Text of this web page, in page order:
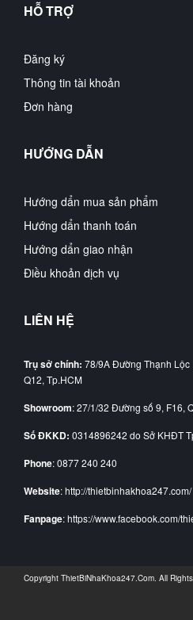
HỖ TRỢ
Đăng ký
Thông tin tài khoản
Đơn hàng
HƯỚNG DẪN
Hướng dẩn mua sản phẩm
Hướng dẩn thanh toán
Hướng dẩn giao nhận
Điều khoản dịch vụ
LIÊN HỆ
Trụ sở chính: 78/9A Đường Thạnh Lộc
Q12, Tp.HCM
Showroom: 27/1/32 Đường số 9, F16,
Số ĐKKD: 0314896242 do Sở KHĐT
Phone: 0877 240 240
Website: http://thietbinhakhoa247.com/
Fanpage: https://www.facebook.com/
Copyright ThietBiNhaKhoa247.Com . All